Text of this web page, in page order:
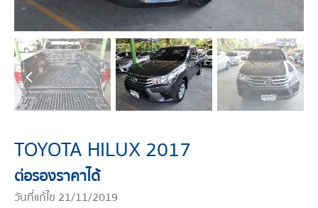
TOYOTA HILUX 2017
ต่อรองราคาได้
วันที่แก้ไข 21/11/2019